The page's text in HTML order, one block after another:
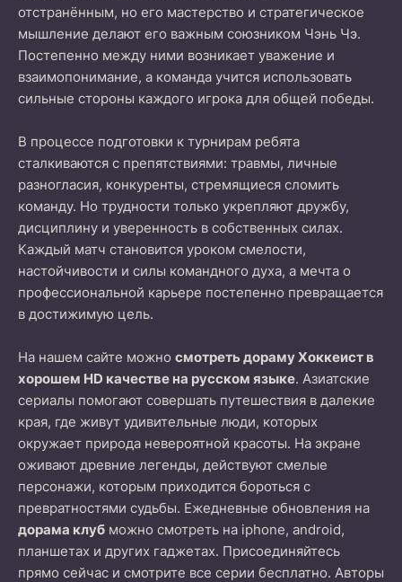
отстранённым, но его мастерство и стратегическое
мышление делают его важным союзником Чэнь Чэ.
Постепенно между ними возникает уважение и
взаимопонимание, а команда учится использовать
сильные стороны каждого игрока для общей победы.
В процессе подготовки к турнирам ребята
сталкиваются с препятствиями: травмы, личные
разногласия, конкуренты, стремящиеся сломить
команду. Но трудности только укрепляют дружбу,
дисциплину и уверенность в собственных силах.
Каждый матч становится уроком смелости,
настойчивости и силы командного духа, а мечта о
профессиональной карьере постепенно превращается
в достижимую цель.
На нашем сайте можно смотреть дораму Хоккеист в
хорошем HD качестве на русском языке. Азиатские
сериалы помогают совершать путешествия в далекие
края, где живут удивительные люди, которых
окружает природа невероятной красоты. На экране
оживают древние легенды, действуют смелые
персонажи, которым приходится бороться с
превратностями судьбы. Ежедневные обновления на
дорама клуб можно смотреть на iphone, android,
планшетах и других гаджетах. Присоединяйтесь
прямо сейчас и смотрите все серии бесплатно. Авторы